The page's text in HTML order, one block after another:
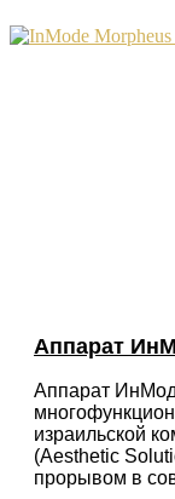
Аппарат
Аппарат ИнМод
израильской
(Aesthetic
прорывом в